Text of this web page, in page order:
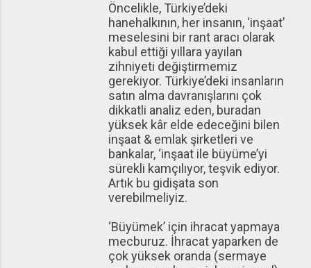
Öncelikle, Türkiye’deki
hanehalkının, her insanın, ‘inşaat’
meselesini bir rant aracı olarak
kabul ettiği yıllara yayılan
zihniyeti değiştirmemiz
gerekiyor. Türkiye’deki insanların
satın alma davranışlarını çok
dikkatli analiz eden, buradan
yüksek kâr elde edeceğini bilen
inşaat & emlak şirketleri ve
bankalar, ‘inşaat ile büyüme’yi
sürekli kamçılıyor, teşvik ediyor.
Artık bu gidişata son
verebilmeliyiz.
‘Büyümek’ için ihracat yapmaya
mecburuz. İhracat yaparken de
çok yüksek oranda (sermaye